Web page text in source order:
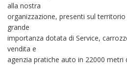
alla nostra
organizzazione, presenti sul
grande
importanza dotata di Service,
vendita e
agenzia pratiche auto in 22000 metri